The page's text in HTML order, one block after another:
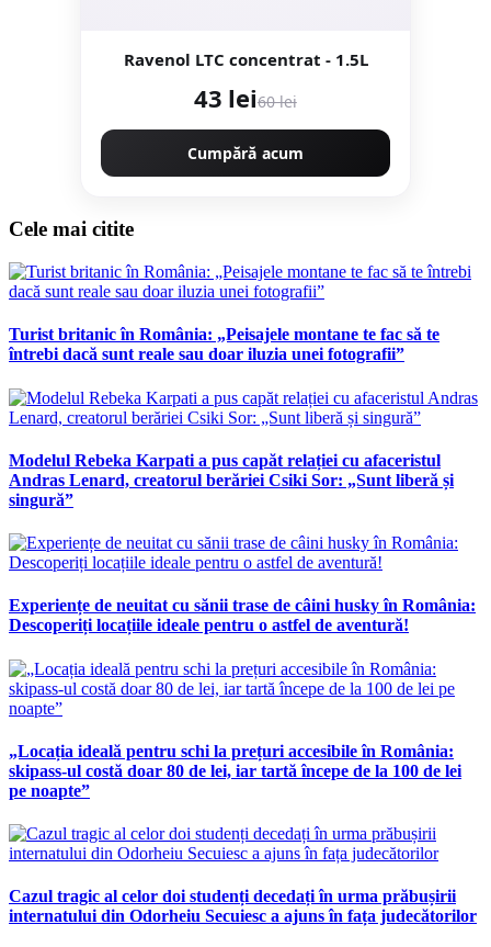
Ravenol LTC concentrat - 1.5L
43 lei60 lei
Cumpără acum
Cele mai citite
Turist britanic în România: „Peisajele montane te fac să te
întrebi dacă sunt reale sau doar iluzia unei fotografii”
Modelul Rebeka Karpati a pus capăt relației cu afaceristul
Andras Lenard, creatorul berăriei Csiki Sor: „Sunt liberă și
singură”
Experiențe de neuitat cu sănii trase de câini husky în România:
Descoperiți locațiile ideale pentru o astfel de aventură!
„Locația ideală pentru schi la prețuri accesibile în România:
skipass-ul costă doar 80 de lei, iar tartă începe de la 100 de lei
pe noapte”
Cazul tragic al celor doi studenți decedați în urma prăbușirii
internatului din Odorheiu Secuiesc a ajuns în fața judecătorilor